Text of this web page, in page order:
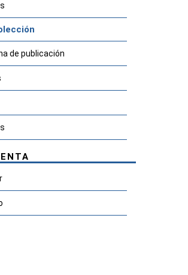
de publicación